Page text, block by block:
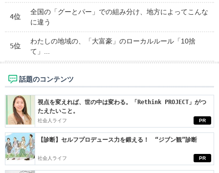
4位
全国の「グーとパー」での組み分け、地方によってこんな
に違う
5位
わたしの地域の、「大富豪」のローカルルール「10捨
て」...
話題のコンテンツ
PR
視点を変えれば、世の中は変わる。「Rethink PROJECT」がつ
たえたいこと。
社会人ライフ
PR
【診断】セルフプロデュース力を鍛える！ “ジブン観”診断
社会人ライフ